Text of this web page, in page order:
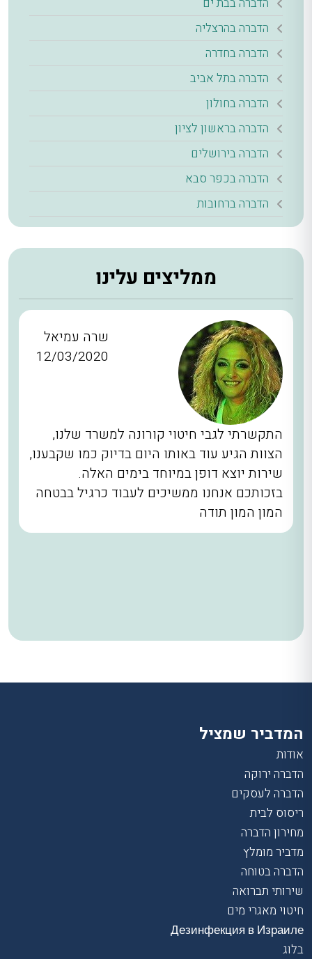
הדברה בהרצליה
הדברה בחדרה
הדברה בתל אביב
הדברה בחולון
הדברה בראשון לציון
הדברה בירושלים
הדברה בכפר סבא
הדברה ברחובות
ממליצים עלינו
שרה עמיאל
12/03/2020
התקשרתי לגבי חיטוי קורונה למשרד שלנו,
הצוות הגיע עוד באותו היום בדיוק כמו שקבענו,
שירות יוצא דופן במיוחד בימים האלה.
בזכותכם אנחנו ממשיכים לעבוד כרגיל בבטחה
המון המון תודה
המדביר שמציל
אודות
הדברה ירוקה
הדברה לעסקים
ריסוס לבית
מחירון הדברה
מדביר מומלץ
הדברה בטוחה
שירותי תברואה
חיטוי מאגרי מים
Дезинфекция в Израиле
בלוג